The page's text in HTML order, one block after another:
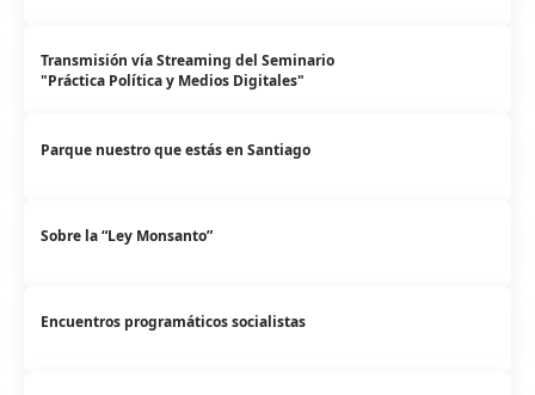
Transmisión vía Streaming del Seminario
"Práctica Política y Medios Digitales"
Parque nuestro que estás en Santiago
Sobre la “Ley Monsanto”
Encuentros programáticos socialistas